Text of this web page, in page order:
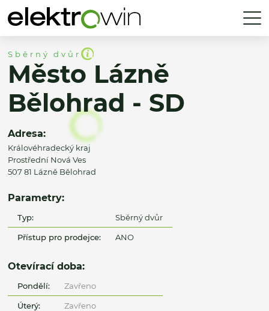
Sběrný dvůr
Město Lázně
Bělohrad - SD
Adresa:
Královéhradecký kraj
Prostřední Nová Ves
507 81 Lázně Bělohrad
Parametry:
Typ: Sběrný dvůr
Přístup pro prodejce: ANO
Otevírací doba:
Pondělí: Zavřeno
Úterý: Zavřeno